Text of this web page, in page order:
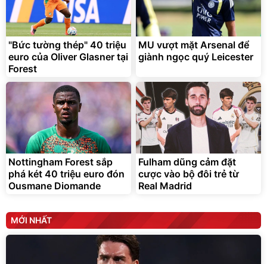
Lót ghế ôtô, nâng lưng
chống nóng giúp thoải mái
trong di chuyển
295.000 đ
Đã bán nhiều
"Bức tường thép" 40 triệu
euro của Oliver Glasner tại
Forest
MU vượt mặt Arsenal để
giành ngọc quý Leicester
Nottingham Forest sắp
phá két 40 triệu euro đón
Ousmane Diomande
Fulham dũng cảm đặt
cược vào bộ đôi trẻ từ
Real Madrid
MỚI NHẤT